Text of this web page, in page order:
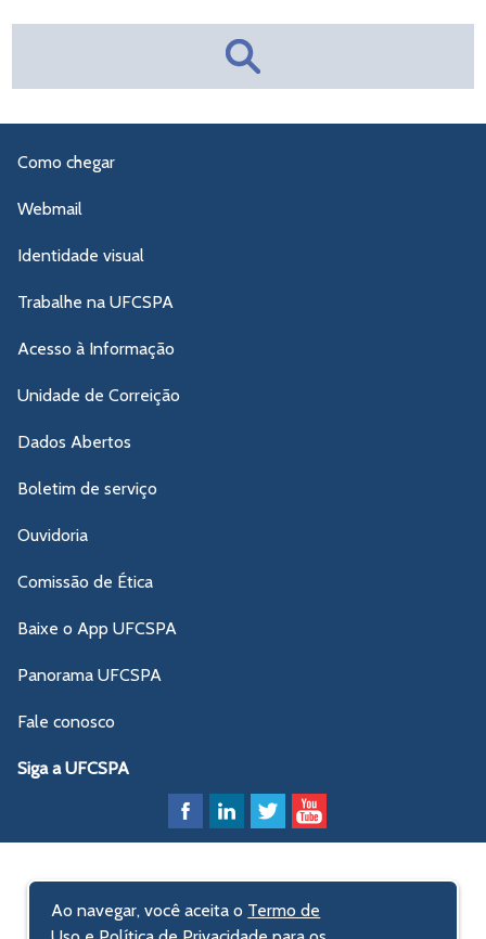
Como chegar
Webmail
Identidade visual
Trabalhe na UFCSPA
Acesso à Informação
Unidade de Correição
Dados Abertos
Boletim de serviço
Ouvidoria
Comissão de Ética
Baixe o App UFCSPA
Panorama UFCSPA
Fale conosco
Siga a UFCSPA
Ao navegar, você aceita o Termo de